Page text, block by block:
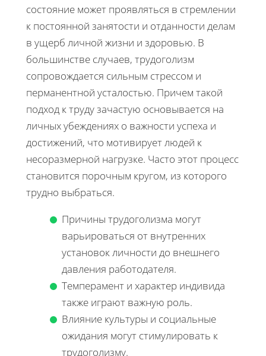
состояние может проявляться в стремлении
к постоянной занятости и отданности делам
в ущерб личной жизни и здоровью. В
большинстве случаев, трудоголизм
сопровождается сильным стрессом и
перманентной усталостью. Причем такой
подход к труду зачастую основывается на
личных убеждениях о важности успеха и
достижений, что мотивирует людей к
несоразмерной нагрузке. Часто этот процесс
становится порочным кругом, из которого
трудно выбраться.
Причины трудоголизма могут
варьироваться от внутренних
установок личности до внешнего
давления работодателя.
Темперамент и характер индивида
также играют важную роль.
Влияние культуры и социальные
ожидания могут стимулировать к
трудоголизму.